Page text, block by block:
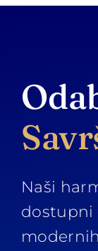
Naši
dostupni